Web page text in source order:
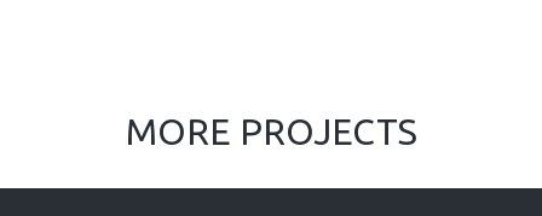
MORE PROJECTS